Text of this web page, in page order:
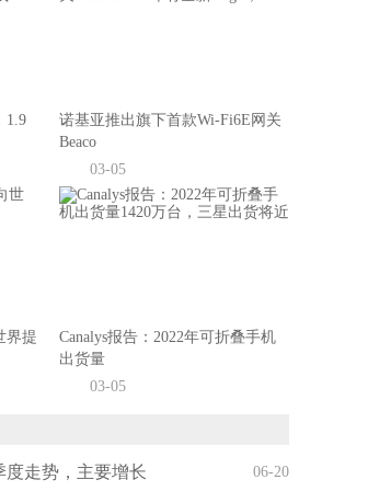
1.9
诺基亚推出旗下首款Wi-Fi6E网关
Beaco
03-05
界提
Canalys报告：2022年可折叠手机
出货量
03-05
度走势，主要增长 06-20